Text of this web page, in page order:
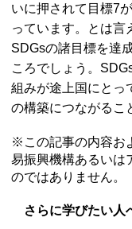
いに押されて目標7
っています。とは言
SDGsの諸目標を達
ころでしょう。
組みが途上国にとっ
の構築につながるこ
※この記事の内容お
易振興機構あるいは
のではありません。
さらに学びたい人